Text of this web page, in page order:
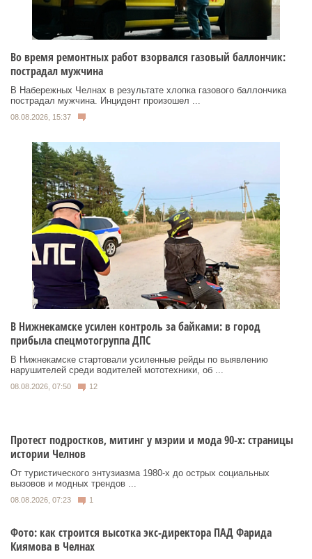
Во время ремонтных работ взорвался газовый баллончик:
пострадал мужчина
В Набережных Челнах в результате хлопка газового баллончика
пострадал мужчина. Инцидент произошел ...
08.08.2026, 15:37
В Нижнекамске усилен контроль за байками: в город
прибыла спецмотогруппа ДПС
В Нижнекамске стартовали усиленные рейды по выявлению
нарушителей среди водителей мототехники, об ...
08.08.2026, 07:50 12
Протест подростков, митинг у мэрии и мода 90-х: страницы
истории Челнов
От туристического энтузиазма 1980‑х до острых социальных
вызовов и модных трендов ...
08.08.2026, 07:23 1
Фото: как строится высотка экс-директора ПАД Фарида
Киямова в Челнах